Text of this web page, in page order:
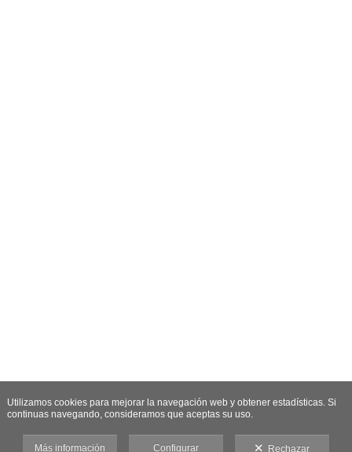
Utilizamos cookies para mejorar la navegación web y obtener estadísticas. Si
continuas navegando, consideramos que aceptas su uso.
Más información Configurar Rechazar